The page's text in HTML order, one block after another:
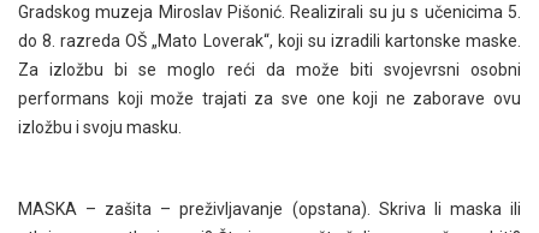
Gradskog muzeja Miroslav Pišonić. Realizirali su ju s učenicima 5.
do 8. razreda OŠ „Mato Loverak“, koji su izradili kartonske maske.
Za izložbu bi se moglo reći da može biti svojevrsni osobni
performans koji može trajati za sve one koji ne zaborave ovu
izložbu i svoju masku.
MASKA – zašita – preživljavanje (opstana). Skriva li maska ili